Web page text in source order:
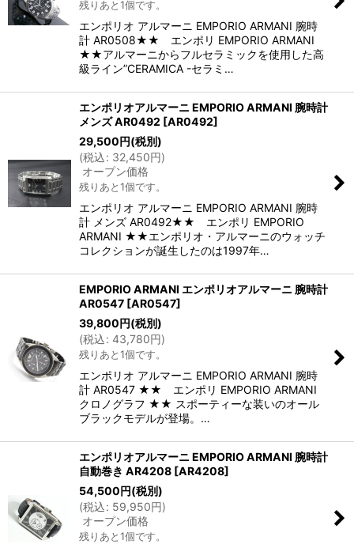
残りあと1個です。
エンポリオ アルマーニ EMPORIO ARMANI 腕時
計 AR0508★★ エンポリ EMPORIO ARMANI
★★アルマーニからフルセラミックを使用した高
級ライン”CERAMICA -セラミ…
エンポリオアルマーニ EMPORIO ARMANI 腕時計
メンズ AR0492 [AR0492]
29,500円(税別)
(税込: 32,450円)
オープン価格
残りあと1個です。
エンポリオ アルマーニ EMPORIO ARMANI 腕時
計 メンズ AR0492★★ エンポリ EMPORIO
ARMANI ★★エンポリオ・アルマーニのウォッチ
コレクションが誕生したのは1997年…
EMPORIO ARMANI エンポリオアルマーニ 腕時計
AR0547 [AR0547]
39,800円(税別)
(税込: 43,780円)
残りあと1個です。
エンポリオ アルマーニ EMPORIO ARMANI 腕時
計 AR0547 ★★ エンポリ EMPORIO ARMANI
クロノグラフ ★★ スポーティーな装いのオール
ブラックモデルが登場。…
エンポリオアルマーニ EMPORIO ARMANI 腕時計
自動巻き AR4208 [AR4208]
54,500円(税別)
(税込: 59,950円)
オープン価格
残りあと1個です。